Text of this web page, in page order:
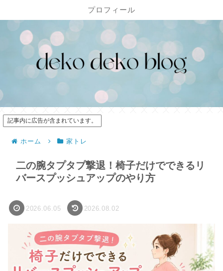
プロフィール
記事内に広告が含まれています。
ホーム 家トレ
二の腕タプタプ撃退！椅子だけでできるリ
バースプッシュアップのやり方
2026.06.05 2026.08.02